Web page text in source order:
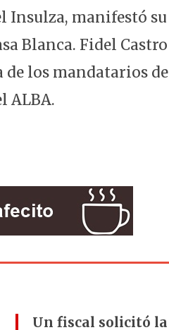
Insulza, manifestó su
Blanca. Fidel
de los mandatarios
ALBA.
Un fiscal solicitó